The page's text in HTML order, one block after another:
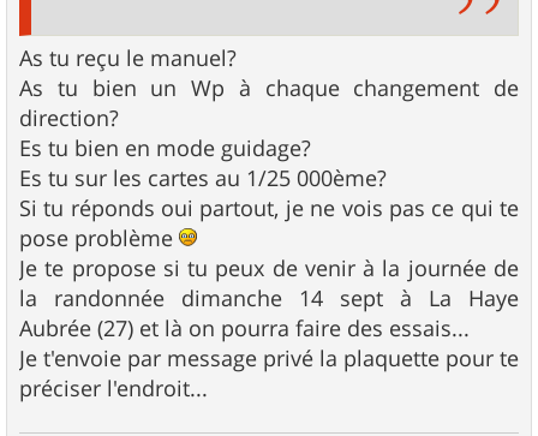
As tu reçu le manuel?
As tu bien un Wp à chaque changement de
direction?
Es tu bien en mode guidage?
Es tu sur les cartes au 1/25 000ème?
Si tu réponds oui partout, je ne vois pas ce qui te
pose problème
Je te propose si tu peux de venir à la journée de
la randonnée dimanche 14 sept à La Haye
Aubrée (27) et là on pourra faire des essais...
Je t'envoie par message privé la plaquette pour te
préciser l'endroit...